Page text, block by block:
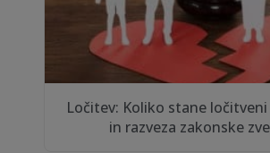
Ločitev: Koliko stane
in razveza zakonske